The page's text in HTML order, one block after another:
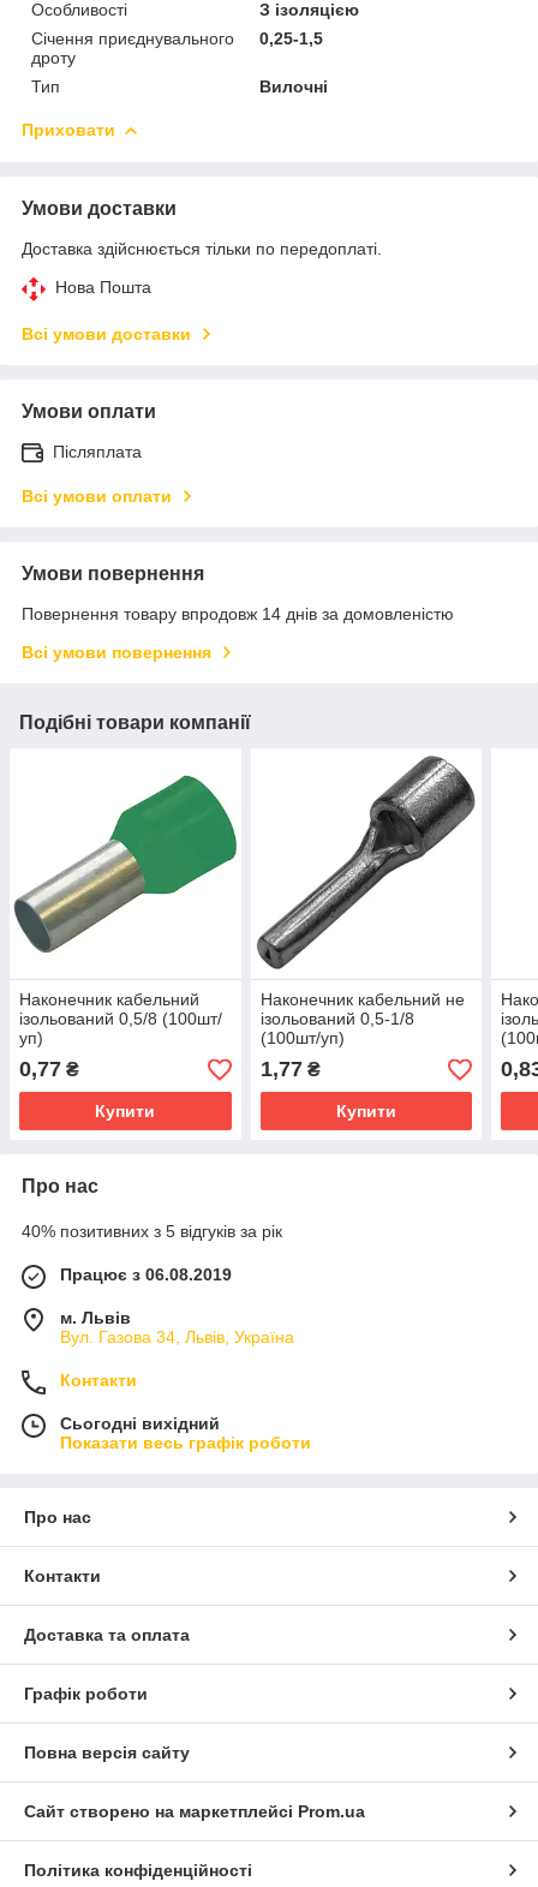
Особливості
З ізоляцією
Січення приєднувального
дроту
0,25-1,5
Тип Вилочні
Приховати
Умови доставки
Доставка здійснюється тільки по передоплаті.
Нова Пошта
Всі умови доставки
Умови оплати
Післяплата
Всі умови оплати
Умови повернення
Повернення товару впродовж 14 днів за домовленістю
Всі умови повернення
Подібні товари компанії
Наконечник кабельний
ізольований 0,5/8 (100шт/
уп)
0,77 ₴
Купити
Наконечник кабельний не
ізольований 0,5-1/8
(100шт/уп)
1,77₴
Купити
Про нас
40% позитивних з 5 відгуків за рік
Працює з 06.08.2019
м. Львів
Вул. Газова 34, Львів, Україна
Контакти
Сьогодні вихідний
Показати весь графік роботи
Про нас
Контакти
Доставка та оплата
Графік роботи
Повна версія сайту
Сайт створено на маркетплейсі Prom.ua
Політика конфіденційності